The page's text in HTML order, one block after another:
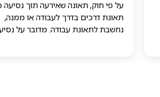
על פי חוק, תאונה שאירעה תוך נסיעה
תאונת דרכים בדרך לעבודה או ממנה,
נחשבת לתאונת עבודה. מדובר על